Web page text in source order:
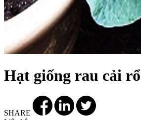
Hạt giống rau cải rổ
SHARE